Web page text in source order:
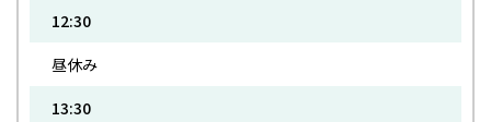
12:30
昼休み
13:30